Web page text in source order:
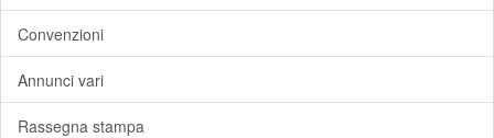
Convenzioni
Annunci vari
Rassegna stampa